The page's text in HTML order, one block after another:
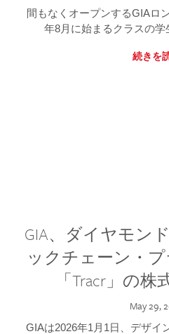
間もなくオープンするGIAロ
年8月に始まるクラスの学
続きを
GIA、ダイヤモン
ックチェーン・
「Tracr」の
May 29,
GIAは2026年1月1日、デザイ